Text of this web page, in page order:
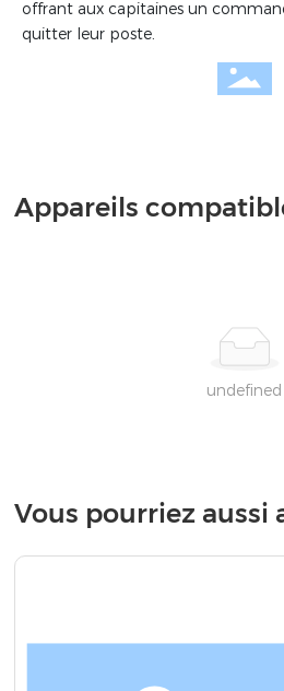
offrant aux capitaines un
quitter leur poste.
Appareils
undefined
Vous pourriez aussi